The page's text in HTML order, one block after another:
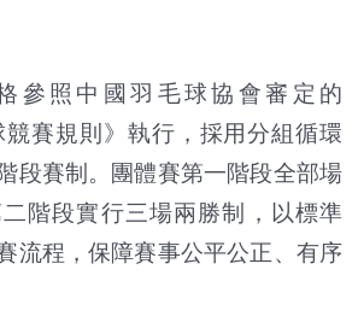
參照中國羽毛球協會審定的
競賽規則》執行，採用分組循環
段賽制。團體賽第一階段全部場
階段實行三場兩勝制，以標準
流程，保障賽事公平公正、有序